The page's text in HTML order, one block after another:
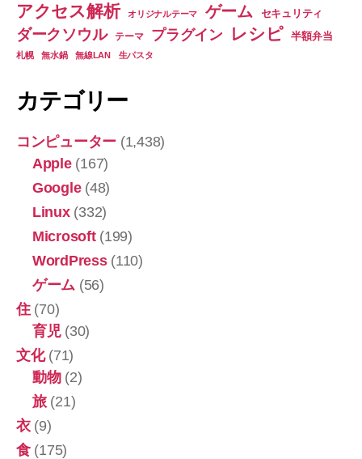
アクセス解析 オリジナルテーマ ゲーム セキュリティ
ダークソウル テーマ プラグイン レシピ 半額弁当
札幌 無水鍋 無線LAN 生パスタ
カテゴリー
コンピューター (1,438)
Apple(167)
Google(48)
Linux(332)
Microsoft(199)
WordPress(110)
ゲーム (56)
住(70)
育児(30)
文化(71)
動物(2)
旅(21)
衣(9)
食(175)